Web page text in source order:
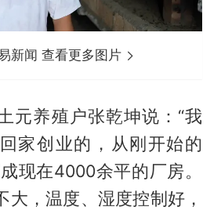
新闻 查看更多图片
元养殖户张乾坤说：“我
家创业的，从刚开始的
现在4000余平的厂房。
大，温度、湿度控制好，